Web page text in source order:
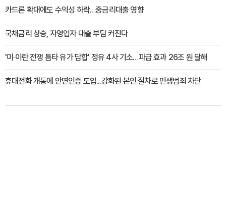
카드론 확대에도 수익성 하락…중금리대출 영향
국채금리 상승, 자영업자 대출 부담 커진다
'미·이란 전쟁 틈타 유가 담합' 정유 4사 기소…파급 효과 26조 원 달해
휴대전화 개통에 안면인증 도입...강화된 본인 절차로 민생범죄 차단